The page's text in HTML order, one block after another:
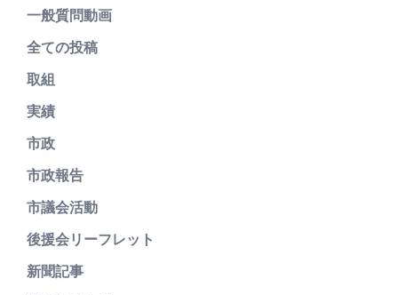
一般質問動画
全ての投稿
取組
実績
市政
市政報告
市議会活動
後援会リーフレット
新聞記事